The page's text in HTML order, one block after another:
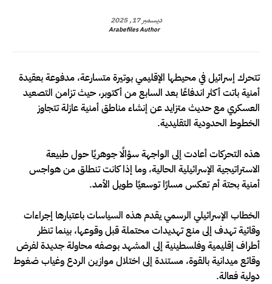
ديسمبر 17, 2025
Arabefiles Author
تتحرك إسرائيل في محيطها الإقليمي بوتيرة متسارعة، مدفوعة بعقيدة
أمنية باتت أكثر اندفاعًا بعد السابع من أكتوبر، حيث تزامن التصعيد
العسكري مع حديث متزايد عن إنشاء مناطق أمنية عازلة تتجاوز
الخطوط الحدودية التقليدية.
هذه التحركات أعادت إلى الواجهة سؤالًا جوهريًا حول طبيعة
الاستراتيجية الإسرائيلية الحالية، وما إذا كانت تنطلق من هواجس
أمنية بحتة أم تعكس مسارًا توسعيًا طويل الأمد.
الخطاب الإسرائيلي الرسمي يقدم هذه السياسات باعتبارها إجراءات
وقائية تهدف إلى منع تهديدات محتملة قبل وقوعها، بينما تنظر
أطراف إقليمية وفلسطينية إلى المشهد بوصفه محاولة جديدة لفرض
وقائع ميدانية بالقوة، مستندة إلى اختلال موازين الردع وغياب ضغوط
دولية فعالة.